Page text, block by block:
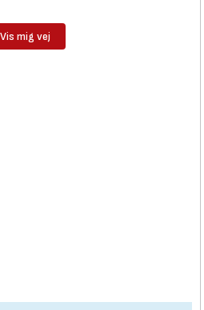
Vis mig vej